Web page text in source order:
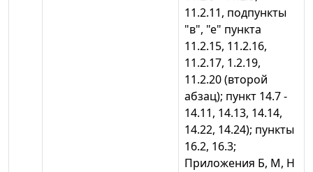
11.2.11, подпункты
"в", "е" пункта
11.2.15, 11.2.16,
11.2.17, 1.2.19,
11.2.20 (второй
абзац); пункт 14.7 -
14.11, 14.13, 14.14,
14.22, 14.24); пункты
16.2, 16.3;
Приложения Б, М, Н